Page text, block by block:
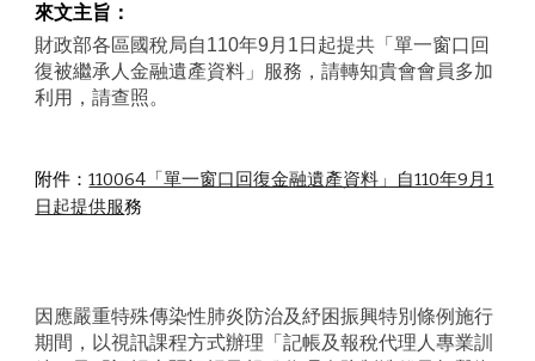
來文主旨：
財政部各區國稅局自110年9月1日起提共「單一窗口回
復被繼承人金融遺產資料」服務，請轉知貴會會員多加
利用，請查照。
附件：110064「單一窗口回復金融遺產資料」自110年9月1
日起提供服務
因應嚴重特殊傳染性肺炎防治及紓困振興特別條例施行
期間，以視訊課程方式辦理「記帳及報稅代理人專業訓